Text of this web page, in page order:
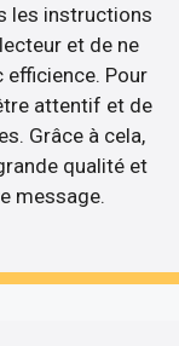
les instructions
et de ne
Pour
attentif et de
Grâce à cela,
qualité et
message.